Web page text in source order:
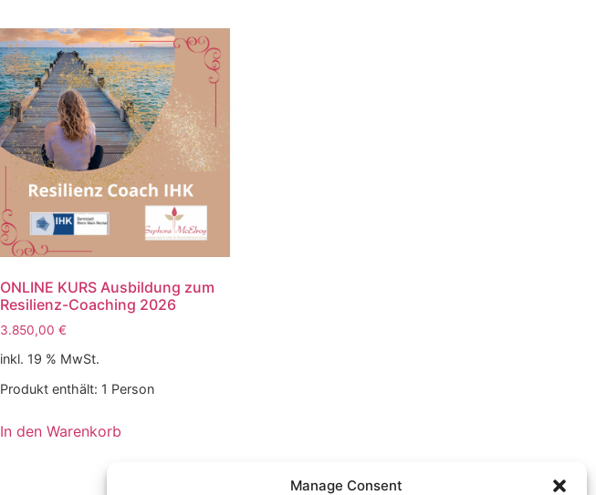
Manage Consent
ONLINE KURS Ausbildung zum
Resilienz-Coaching 2026
3.850,00€
inkl. 19 % MwSt.
Produkt enthält: 1 Person
In den Warenkorb